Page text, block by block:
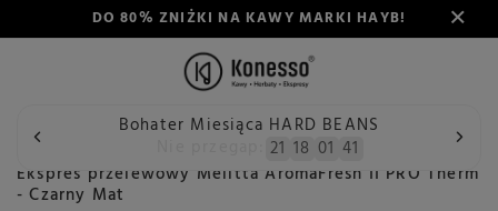
DO 80% ZNIŻKI NA KAWY MARKI HAYB!
Bohater Miesiąca HARD BEANS
21 18 01 41
Wstecz Konesso Ekspresy do kawy Rodzaj
Ekspres przelewowy Melitta AromaFresh II PRO Therm
- Czarny Mat